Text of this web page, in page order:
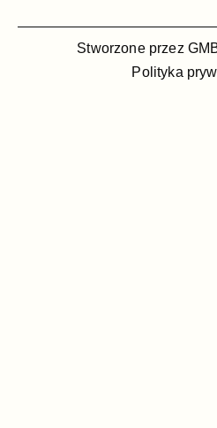
Stworzone przez
Polityka